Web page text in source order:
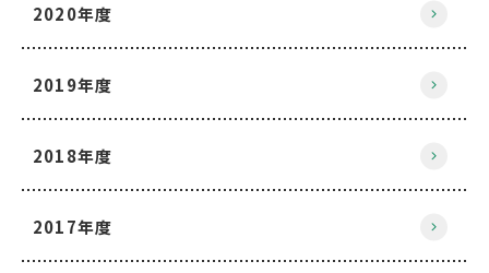
2020年度
2019年度
2018年度
2017年度